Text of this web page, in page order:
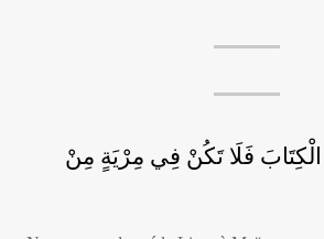
الْكِتَابَ فَلَا تَكُنْ فِي مِرْيَةٍ مِنْ